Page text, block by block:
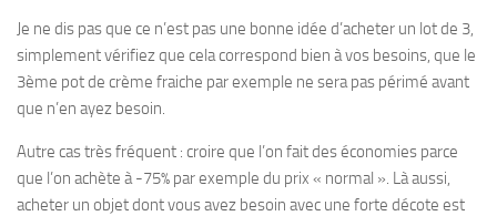
Je ne dis pas que ce n’est pas une bonne idée d’acheter un lot de 3,
simplement vérifiez que cela correspond bien à vos besoins, que le
3ème pot de crème fraiche par exemple ne sera pas périmé avant
que n’en ayez besoin.
Autre cas très fréquent : croire que l’on fait des économies parce
que l’on achète à -75% par exemple du prix « normal ». Là aussi,
acheter un objet dont vous avez besoin avec une forte décote est